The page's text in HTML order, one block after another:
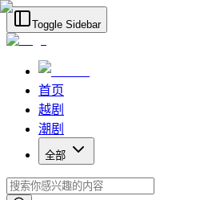
Toggle Sidebar
首页
越剧
潮剧
全部